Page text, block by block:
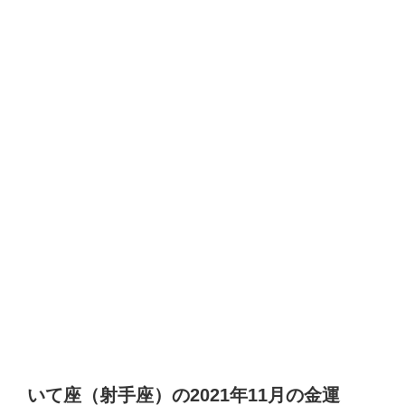
いて座（射手座）の2021年11月の金運